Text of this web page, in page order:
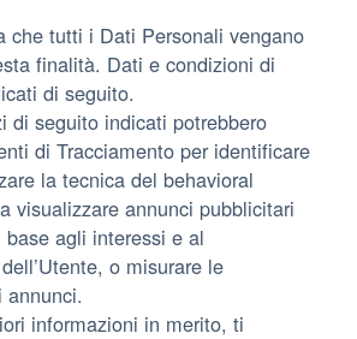
che tutti i Dati Personali vengano
finalità. Dati e condizioni di
di seguito.
di seguito indicati potrebbero
di Tracciamento per identificare
la tecnica del behavioral
visualizzare annunci pubblicitari
agli interessi e al
o misurare le
annunci.
informazioni in merito, ti